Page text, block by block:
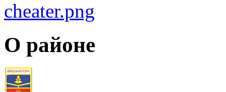
О районе